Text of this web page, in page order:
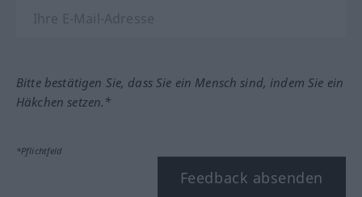
Bitte bestätigen Sie, dass Sie ein Mensch sind, indem Sie ein
Häkchen setzen.*
*Pflichtfeld
Feedback absenden